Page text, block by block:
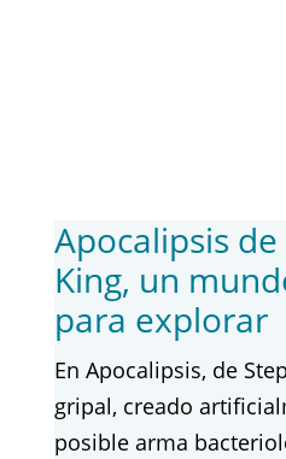
Apocalipsis
King, un
para explorar
En Apocalipsis, de
gripal, creado
posible arma